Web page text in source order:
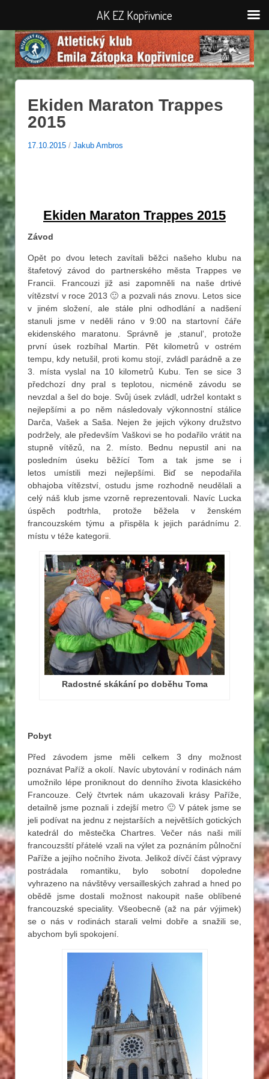
Ekiden Maraton Trappes
2015
17.10.2015 / Jakub Ambros
Ekiden Maraton Trappes 2015
Závod
Opět po dvou letech zavítali běžci našeho klubu na
štafetový závod do partnerského města Trappes ve
Francii. Francouzi již asi zapomněli na naše drtivé
vítězství v roce 2013 🙂 a pozvali nás znovu. Letos sice
v jiném složení, ale stále plni odhodlání a nadšení
stanuli jsme v neděli ráno v 9:00 na startovní čáře
ekidenského maratonu. Správně je ‚stanul‘, protože
první úsek rozbíhal Martin. Pět kilometrů v ostrém
tempu, kdy netušil, proti komu stojí, zvládl parádně a ze
3. místa vyslal na 10 kilometrů Kubu. Ten se sice 3
předchozí dny pral s teplotou, nicméně závodu se
nevzdal a šel do boje. Svůj úsek zvládl, udržel kontakt s
nejlepšími a po něm následovaly výkonnostní stálice
Darča, Vašek a Saša. Nejen že jejich výkony družstvo
podržely, ale především Vaškovi se ho podařilo vrátit na
stupně vítězů, na 2. místo. Bednu nepustil ani na
posledním úseku běžící Tom a tak jsme se i
letos umístili mezi nejlepšími. Biď se nepodařila
obhajoba vítězství, ostudu jsme rozhodně neudělali a
celý náš klub jsme vzorně reprezentovali. Navíc Lucka
úspěch podtrhla, protože běžela v ženském
francouzském týmu a přispěla k jejich parádnímu 2.
místu v téže kategorii.
Radostné skákání po doběhu Toma
Pobyt
Před závodem jsme měli celkem 3 dny možnost
poznávat Paříž a okolí. Navíc ubytování v rodinách nám
umožnilo lépe proniknout do denního života klasického
Francouze. Celý čtvrtek nám ukazovali krásy Paříže,
detailně jsme poznali i zdejší metro 🙂 V pátek jsme se
jeli podívat na jednu z nejstarších a největších gotických
katedrál do městečka Chartres. Večer nás naši milí
francouzsští přátelé vzali na výlet za poznáním půlnoční
Paříže a jejího nočního života. Jelikož dívčí část výpravy
postrádala romantiku, bylo sobotní dopoledne
vyhrazeno na návštěvy versailleských zahrad a hned po
obědě jsme dostali možnost nakoupit naše oblíbené
francouzské speciality. Všeobecně (až na pár výjimek)
se o nás v rodinách starali velmi dobře a snažili se,
abychom byli spokojení.
AK EZ Kopřivnice